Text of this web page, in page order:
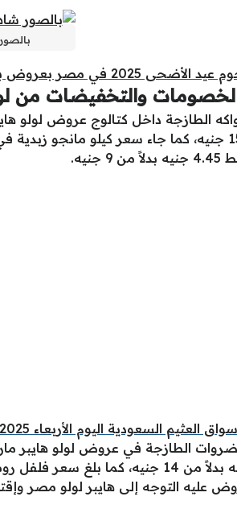
في مصر بعروض بنده مصر اليوم وحتى 19 يوليو
والتخفيضات من
جنيه.
اليوم الأربعاء 6/7/2025 وحتى الثلاثاء 19/7/2025 – أحدث عروض العيد مع العثيم السعودية
عليه التوجه إلى هايبر لولو مصر